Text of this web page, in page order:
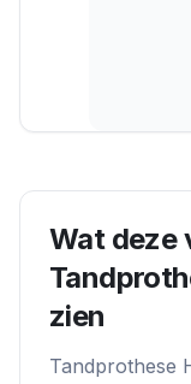
Wat deze
zien
Tandprothese